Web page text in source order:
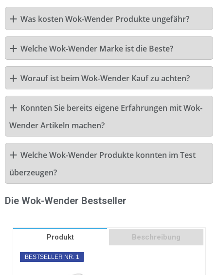
Was kosten Wok-Wender Produkte ungefähr?
Welche Wok-Wender Marke ist die Beste?
Worauf ist beim Wok-Wender Kauf zu achten?
Konnten Sie bereits eigene Erfahrungen mit Wok-
Wender Artikeln machen?
Welche Wok-Wender Produkte konnten im Test
überzeugen?
Die Wok-Wender Bestseller
Produkt Beschreibung
BESTSELLER NR. 1